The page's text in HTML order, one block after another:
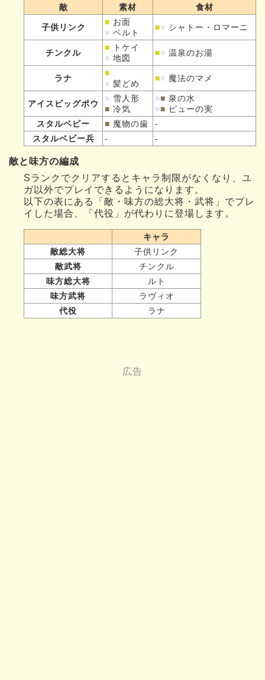
敵 素材 食材
子供リンク
■ お面
■ ベルト
■■ シャトー・ロマーニ
チンクル
■
トケイ
■ 地図
■■ 温泉のお湯
ラナ
■
■ 髪どめ
■■ 魔法のマメ
アイスビッグポウ
■ 雪人形
■ 冷気
■■ 泉の水
■■ ピューの実
スタルベビー
■ 魔物の歯
-
スタルベビー兵
- -
敵と味方の編成
Sランクでクリアするとキャラ制限がなくなり、ユ
ガ以外でプレイできるようになります。
以下の表にある「敵・味方の総大将・武将」でプレ
イした場合、「代役」が代わりに登場します。
キャラ
敵総大将
子供リンク
敵武将
チンクル
味方総大将
ルト
味方武将
ラヴィオ
代役
ラナ